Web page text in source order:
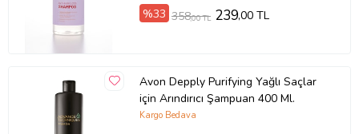
%33 358,00 TL 239,00 TL
Avon Depply Purifying Yağlı Saçlar
için Arındırıcı Şampuan 400 Ml.
Kargo Bedava